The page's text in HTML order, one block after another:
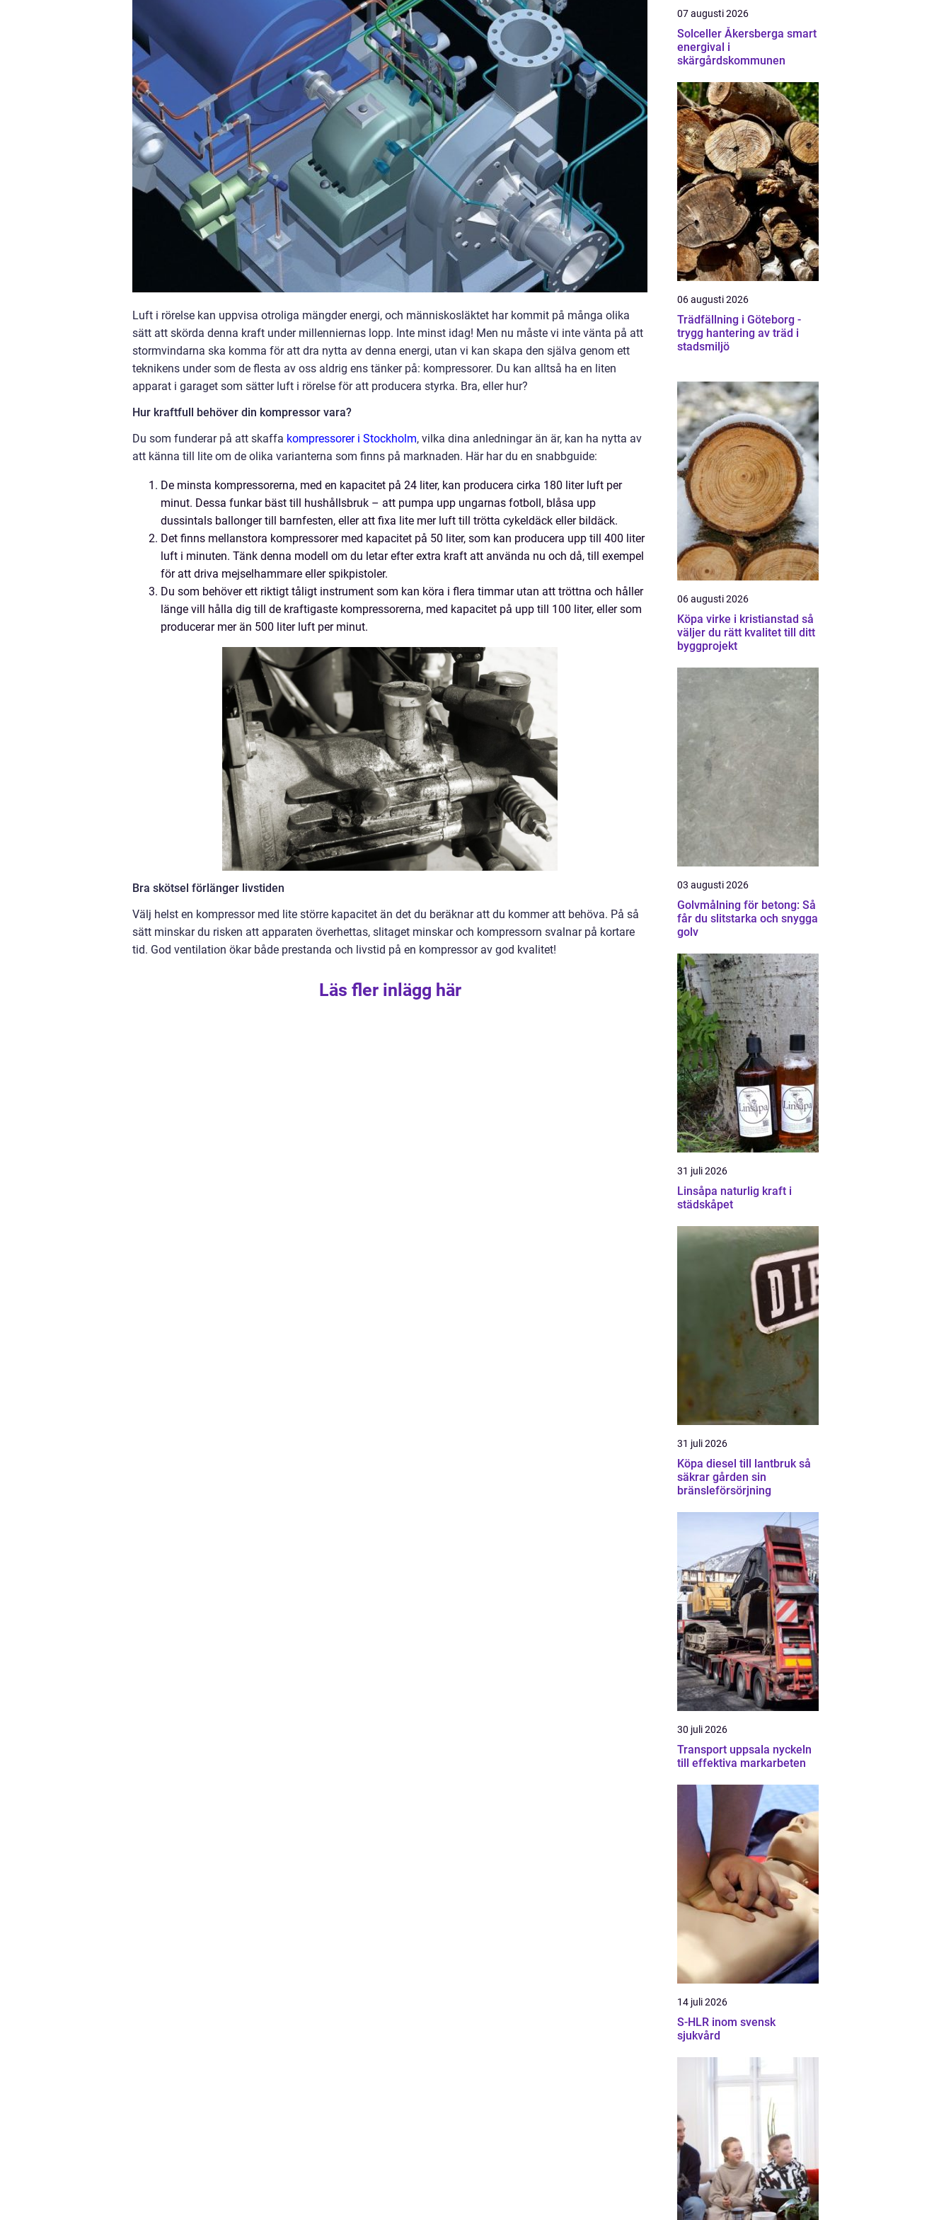
Luft i rörelse kan uppvisa otroliga mängder energi, och människosläktet har kommit på många olika
sätt att skörda denna kraft under millenniernas lopp. Inte minst idag! Men nu måste vi inte vänta på att
stormvindarna ska komma för att dra nytta av denna energi, utan vi kan skapa den själva genom ett
teknikens under som de flesta av oss aldrig ens tänker på: kompressorer. Du kan alltså ha en liten
apparat i garaget som sätter luft i rörelse för att producera styrka. Bra, eller hur?
Hur kraftfull behöver din kompressor vara?
Du som funderar på att skaffa kompressorer i Stockholm, vilka dina anledningar än är, kan ha nytta av
att känna till lite om de olika varianterna som finns på marknaden. Här har du en snabbguide:
De minsta kompressorerna, med en kapacitet på 24 liter, kan producera cirka 180 liter luft per
minut. Dessa funkar bäst till hushållsbruk – att pumpa upp ungarnas fotboll, blåsa upp
dussintals ballonger till barnfesten, eller att fixa lite mer luft till trötta cykeldäck eller bildäck.
Det finns mellanstora kompressorer med kapacitet på 50 liter, som kan producera upp till 400 liter
luft i minuten. Tänk denna modell om du letar efter extra kraft att använda nu och då, till exempel
för att driva mejselhammare eller spikpistoler.
Du som behöver ett riktigt tåligt instrument som kan köra i flera timmar utan att tröttna och håller
länge vill hålla dig till de kraftigaste kompressorerna, med kapacitet på upp till 100 liter, eller som
producerar mer än 500 liter luft per minut.
Bra skötsel förlänger livstiden
Välj helst en kompressor med lite större kapacitet än det du beräknar att du kommer att behöva. På så
sätt minskar du risken att apparaten överhettas, slitaget minskar och kompressorn svalnar på kortare
tid. God ventilation ökar både prestanda och livstid på en kompressor av god kvalitet!
Läs fler inlägg här
07 augusti 2026
Solceller Åkersberga smart
energival i
skärgårdskommunen
06 augusti 2026
Trädfällning i Göteborg -
trygg hantering av träd i
stadsmiljö
06 augusti 2026
Köpa virke i kristianstad så
väljer du rätt kvalitet till ditt
byggprojekt
03 augusti 2026
Golvmålning för betong: Så
får du slitstarka och snygga
golv
31 juli 2026
Linsåpa naturlig kraft i
städskåpet
31 juli 2026
Köpa diesel till lantbruk så
säkrar gården sin
bränsleförsörjning
30 juli 2026
Transport uppsala nyckeln
till effektiva markarbeten
14 juli 2026
S-HLR inom svensk
sjukvård